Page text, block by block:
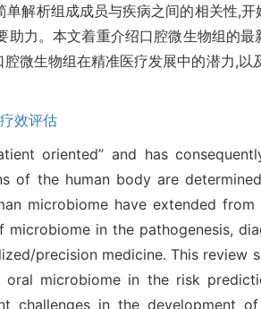
解析组成成员与疾病之间的相关性,
力。本文着重介绍口腔微生物组的最
微生物组在精准医疗发展中的潜力,以
效评估
oriented” and has
of the human body are
microbiome have extended
in the pathogenesis,
precision medicine. This review
microbiome in the risk
challenges in the development